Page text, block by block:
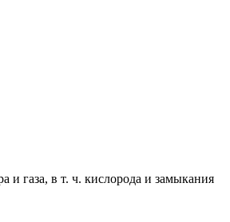
газа, в т. ч. кислорода и замыкания